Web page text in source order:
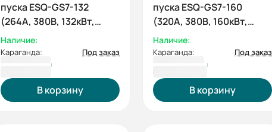
пуска ESQ-GS7-132
(264А, 380В, 132кВт,
встроенный
шунтирующий
контактор)
Наличие:
Караганда: Под заказ
В корзину
пуска ESQ-GS7-160
(320А, 380В, 160кВт,
встроенный
шунтирующий
Наличие:
Караганда: Под заказ
В корзину